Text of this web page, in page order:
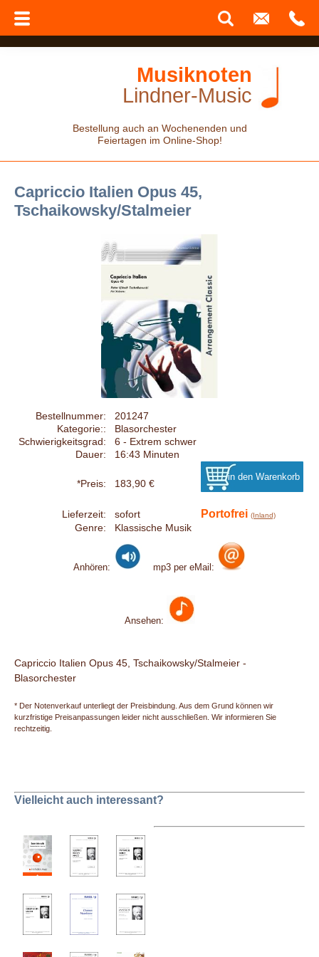
Musiknoten
Lindner-Music
Bestellung auch an Wochenenden und
Feiertagen im Online-Shop!
Capriccio Italien Opus 45,
Tschaikowsky/Stalmeier
Bestellnummer:
201247
Kategorie::
Blasorchester
Schwierigkeitsgrad:
6 - Extrem schwer
Dauer:
16:43 Minuten
*Preis: 183,90 €
Lieferzeit: sofort Portofrei (Inland)
Genre: Klassische Musik
Anhören: mp3 per eMail:
Ansehen:
Capriccio Italien Opus 45, Tschaikowsky/Stalmeier -
Blasorchester
* Der Notenverkauf unterliegt der Preisbindung. Aus dem Grund können wir
kurzfristige Preisanpassungen leider nicht ausschließen. Wir informieren Sie
rechtzeitig.
Vielleicht auch interessant?